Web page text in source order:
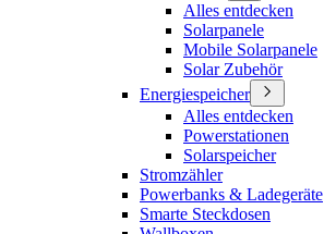
Alles entdecken
Solarpanele
Mobile Solarpanele
Solar Zubehör
Energiespeicher
Alles entdecken
Powerstationen
Solarspeicher
Stromzähler
Powerbanks & Ladegeräte
Smarte Steckdosen